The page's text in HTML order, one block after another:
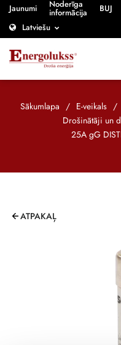
Jaunumi Noderīga
informācija BUJ
Latviešu
Sākumlapa / E-veikals /
Drošinātāji un
25A gG
ATPAKAĻ